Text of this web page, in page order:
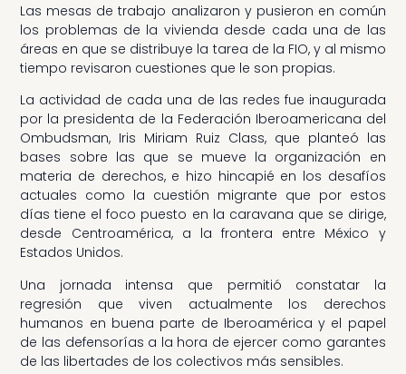
Las mesas de trabajo analizaron y pusieron en común
los problemas de la vivienda desde cada una de las
áreas en que se distribuye la tarea de la FIO, y al mismo
tiempo revisaron cuestiones que le son propias.
La actividad de cada una de las redes fue inaugurada
por la presidenta de la Federación Iberoamericana del
Ombudsman, Iris Miriam Ruiz Class, que planteó las
bases sobre las que se mueve la organización en
materia de derechos, e hizo hincapié en los desafíos
actuales como la cuestión migrante que por estos
días tiene el foco puesto en la caravana que se dirige,
desde Centroamérica, a la frontera entre México y
Estados Unidos.
Una jornada intensa que permitió constatar la
regresión que viven actualmente los derechos
humanos en buena parte de Iberoamérica y el papel
de las defensorías a la hora de ejercer como garantes
de las libertades de los colectivos más sensibles.